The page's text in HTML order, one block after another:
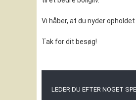
Vi håber, at du nyder opholdet
Tak for dit besøg!
LEDER DU EFTER NOGET